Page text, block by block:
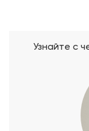
Узнайте с